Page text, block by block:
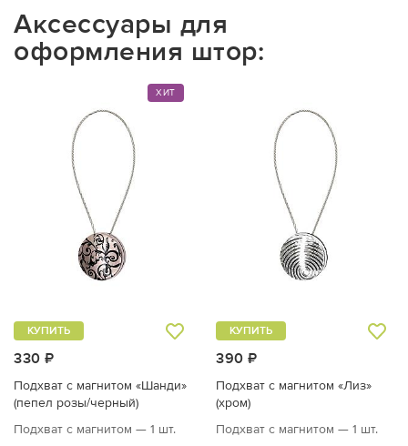
Аксессуары для
оформления штор:
ХИТ
330 ₽
КУПИТЬ
Подхват с магнитом «Шанди»
(пепел розы/черный)
Подхват с магнитом — 1 шт.
390 ₽
КУПИТЬ
Подхват с магнитом «Лиз»
(хром)
Подхват с магнитом — 1 шт.